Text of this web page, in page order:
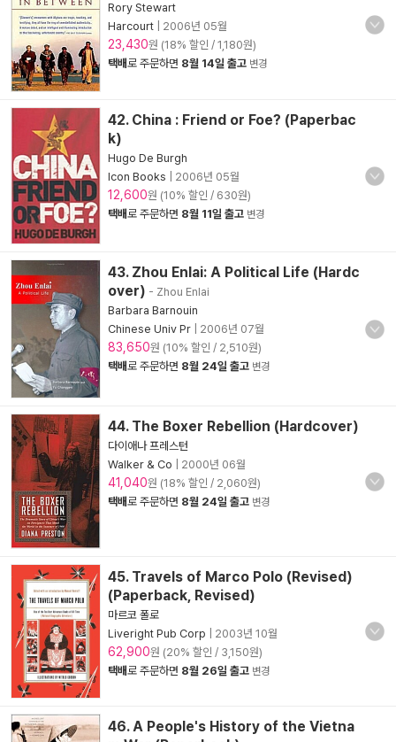
Rory Stewart
Harcourt
2006년 05월
23,430원 (18% 할인 / 1,180원)
택배로 주문하면 8월 14일 출고 변경
42. China : Friend or Foe? (Paperbac
k)
Hugo De Burgh
Icon Books
2006년 05월
12,600원 (10% 할인 / 630원)
택배로 주문하면 8월 11일 출고 변경
43. Zhou Enlai: A Political Life (Hardc
over) - Zhou Enlai
Barbara Barnouin
Chinese Univ Pr
2006년 07월
83,650원 (10% 할인 / 2,510원)
택배로 주문하면 8월 24일 출고 변경
44. The Boxer Rebellion (Hardcover)
다이애나 프레스턴
Walker & Co
2000년 06월
41,040원 (18% 할인 / 2,060원)
택배로 주문하면 8월 24일 출고 변경
45. Travels of Marco Polo (Revised)
(Paperback, Revised)
마르코 폴로
Liveright Pub Corp
2003년 10월
62,900원 (20% 할인 / 3,150원)
택배로 주문하면 8월 26일 출고 변경
46. A People's History of the Vietna